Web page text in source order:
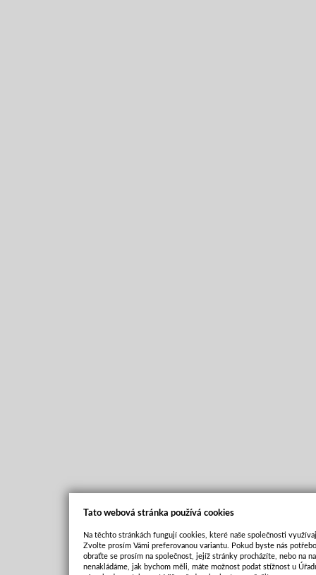
Tato webová stránka používá cookies
Na těchto stránkách fungují cookies, které naše společnosti
Zvolte prosím Vámi preferovanou variantu. Pokud byste nás
obraťte se prosím na společnost, jejíž stránky procházíte, nebo na
nenakládáme, jak bychom měli, máte možnost podat stížnost u